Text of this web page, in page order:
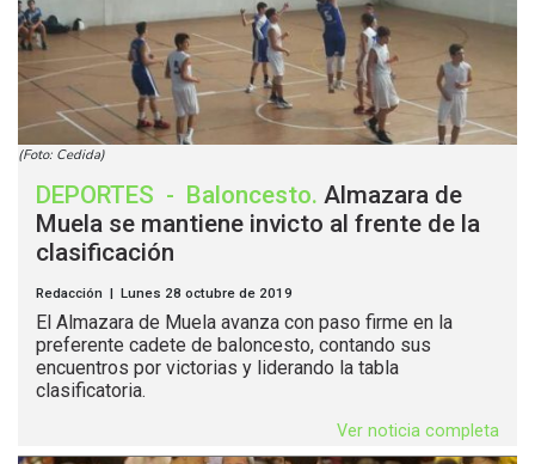
(Foto: Cedida)
DEPORTES - Baloncesto. Almazara de
Muela se mantiene invicto al frente de la
clasificación
Redacción | Lunes 28 octubre de 2019
El Almazara de Muela avanza con paso firme en la
preferente cadete de baloncesto, contando sus
encuentros por victorias y liderando la tabla
clasificatoria.
Ver noticia completa